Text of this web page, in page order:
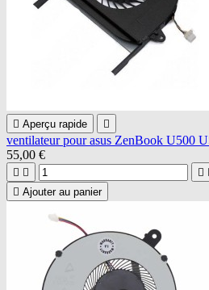
 Aperçu rapide 
ventilateur pour asus ZenBook U500
55,00 €
  
 Ajouter au panier